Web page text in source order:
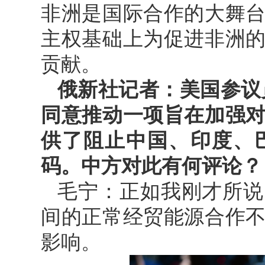
非洲是国际合作的大舞
主权基础上为促进非洲
贡献。
俄新社记者：美国参
同意推动一项旨在加强
供了阻止中国、印度、
码。中方对此有何评论？
毛宁：正如我刚才所
间的正常经贸能源合作
影响。